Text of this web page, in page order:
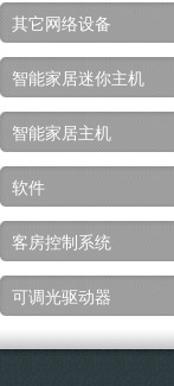
其它网络设备
智能家居迷你主机
智能家居主机
软件
客房控制系统
可调光驱动器